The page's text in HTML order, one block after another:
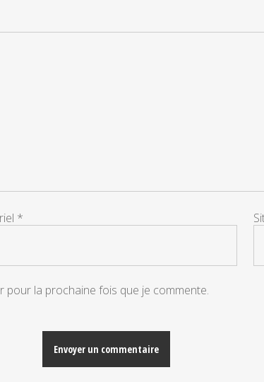
*
pour la prochaine fois que je commente.